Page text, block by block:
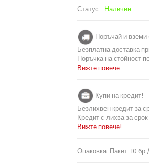
Статус: Наличен
Поръчай и вземи
Безплатна доставка
Поръчка на стойност
Вижте повече
Купи на кредит!
Безлихвен кредит за
Кредит с лихва за
Вижте повече!
Опаковка: Пакет: 10